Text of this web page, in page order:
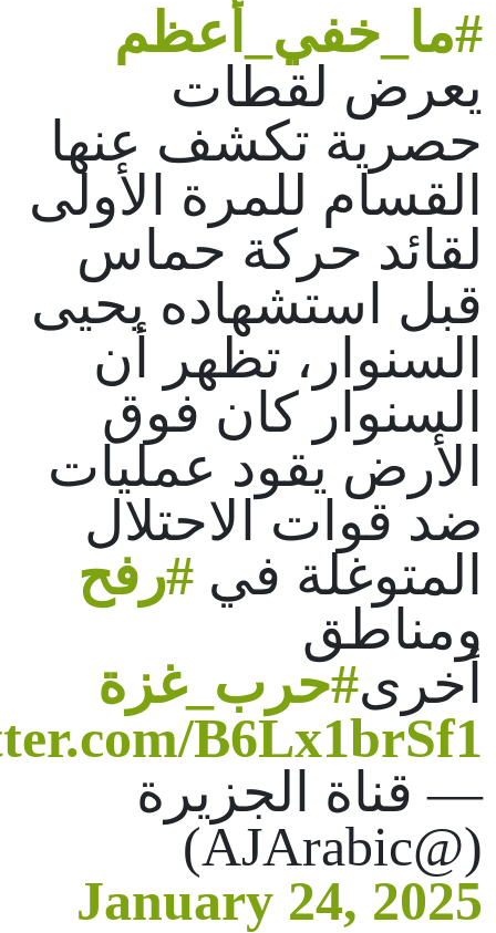
#ما_خفي_أعظم
يعرض لقطات
حصرية تكشف عنها
القسام للمرة الأولى
لقائد حركة حماس
قبل استشهاده يحيى
السنوار، تظهر أن
السنوار كان فوق
الأرض يقود عمليات
ضد قوات الاحتلال
المتوغلة في #رفح
ومناطق
أخرى#حرب_غزة
B6Lx1brSf1
— قناة الجزيرة
(@AJArabic)
January 24, 2025